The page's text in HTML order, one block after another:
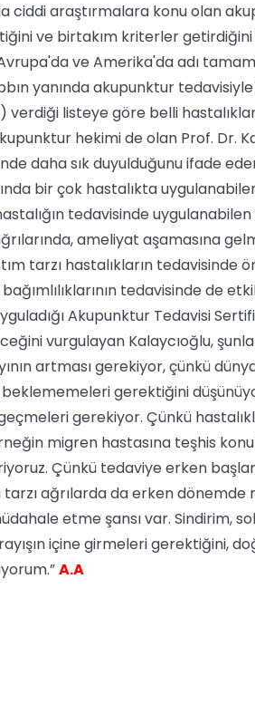
ciddi araştırmalara konu olan
ve birtakım kriterler
ve Amerika'da adı
yanında akupunktur
verdiği listeye göre belli
hekimi de olan Prof. Dr.
daha sık duyulduğunu ifade
bir çok hastalıkta
tedavisinde
ameliyat aşamasına
tarzı hastalıkların tedavisinde
tedavisinde de
Akupunktur Tedavisi
vurgulayan Kalaycıoğlu,
artması gerekiyor, çünkü
gerektiğini
gerekiyor. Çünkü
migren hastasına teşhis
Çünkü tedaviye erken
tarzı ağrılarda da erken
etme şansı var. Sindirim,
içine girmeleri gerektiğini,
A.A